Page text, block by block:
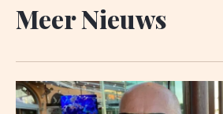
Meer Nieuws